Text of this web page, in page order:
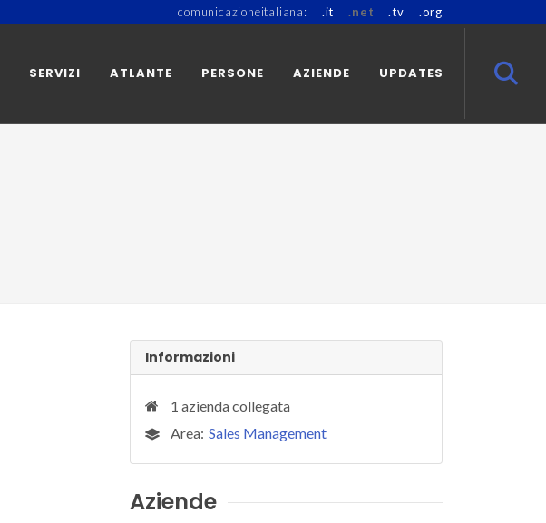
comunicazioneitaliana: .it .net .tv .org
SERVIZI ATLANTE PERSONE AZIENDE UPDATES
Informazioni
1 azienda collegata
Area: Sales Management
Aziende